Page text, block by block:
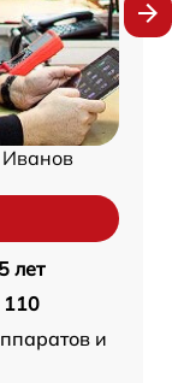
5 лет
110
и